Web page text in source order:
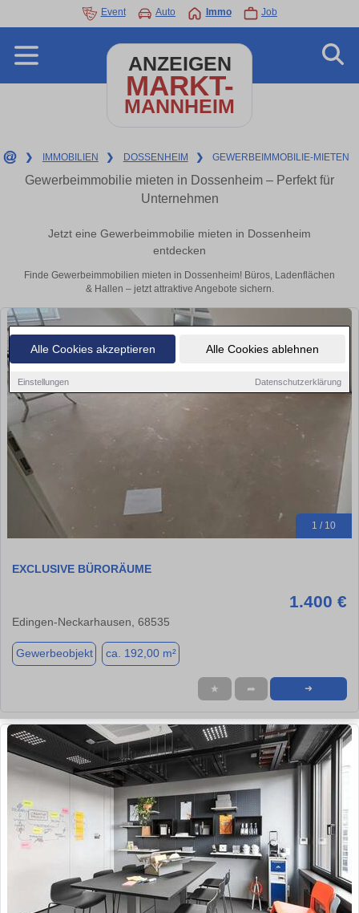
Alle Cookies akzeptieren Alle Cookies ablehnen
Einstellungen Datenschutzerklärung
Event Auto Immo Job
ANZEIGEN
MARKT-
MANNHEIM
❯ IMMOBILIEN ❯ DOSSENHEIM ❯ GEWERBEIMMOBILIE-MIETEN
Gewerbeimmobilie mieten in Dossenheim – Perfekt für
Unternehmen
Jetzt eine Gewerbeimmobilie mieten in Dossenheim
entdecken
Finde Gewerbeimmobilien mieten in Dossenheim! Büros, Ladenflächen
& Hallen – jetzt attraktive Angebote sichern.
1 / 10
EXCLUSIVE BÜRORÄUME
1.400 €
Edingen-Neckarhausen, 68535
Gewerbeobjekt ca. 192,00 m²
★ ➦ ➜